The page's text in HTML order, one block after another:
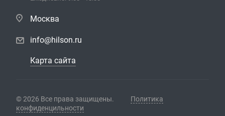
Москва
info@hilson.ru
Карта сайта
© 2026 Все права защищены.
Политика
конфиденцильности